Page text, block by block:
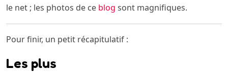
le net ; les photos de ce blog sont magnifiques.
Pour finir, un petit récapitulatif :
Les plus